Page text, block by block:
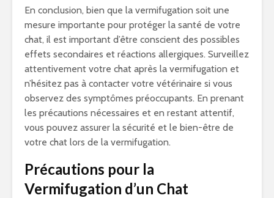
En conclusion, bien que la vermifugation soit une
mesure importante pour protéger la santé de votre
chat, il est important d’être conscient des possibles
effets secondaires et réactions allergiques. Surveillez
attentivement votre chat après la vermifugation et
n’hésitez pas à contacter votre vétérinaire si vous
observez des symptômes préoccupants. En prenant
les précautions nécessaires et en restant attentif,
vous pouvez assurer la sécurité et le bien-être de
votre chat lors de la vermifugation.
Précautions pour la
Vermifugation d’un Chat